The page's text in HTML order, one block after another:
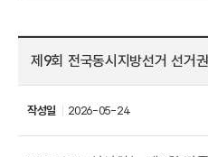
제9회 전국동시지방선거 선거
작성일 2026-05-24